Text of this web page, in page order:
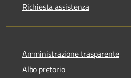
Richiesta assistenza
Amministrazione trasparente
Albo pretorio